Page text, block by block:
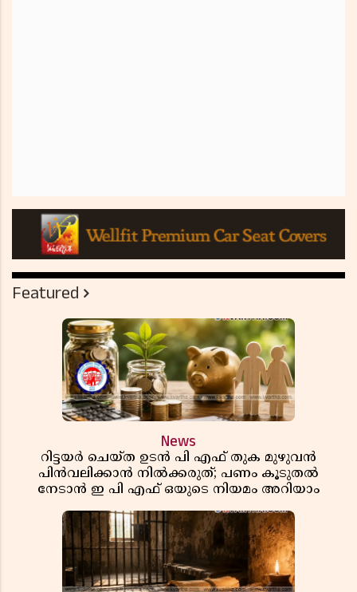
Featured
News
റിട്ടയർ ചെയ്ത ഉടൻ പി എഫ് തുക മുഴുവൻ
പിൻവലിക്കാൻ നിൽക്കരുത്; പണം കൂടുതൽ
നേടാൻ ഇ പി എഫ് ഒയുടെ നിയമം അറിയാം